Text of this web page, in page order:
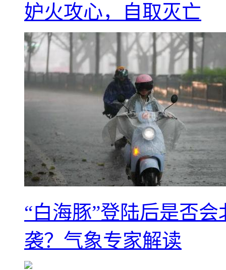
妒火攻心，自取灭亡
“白海豚”登陆后是否
袭？气象专家解读